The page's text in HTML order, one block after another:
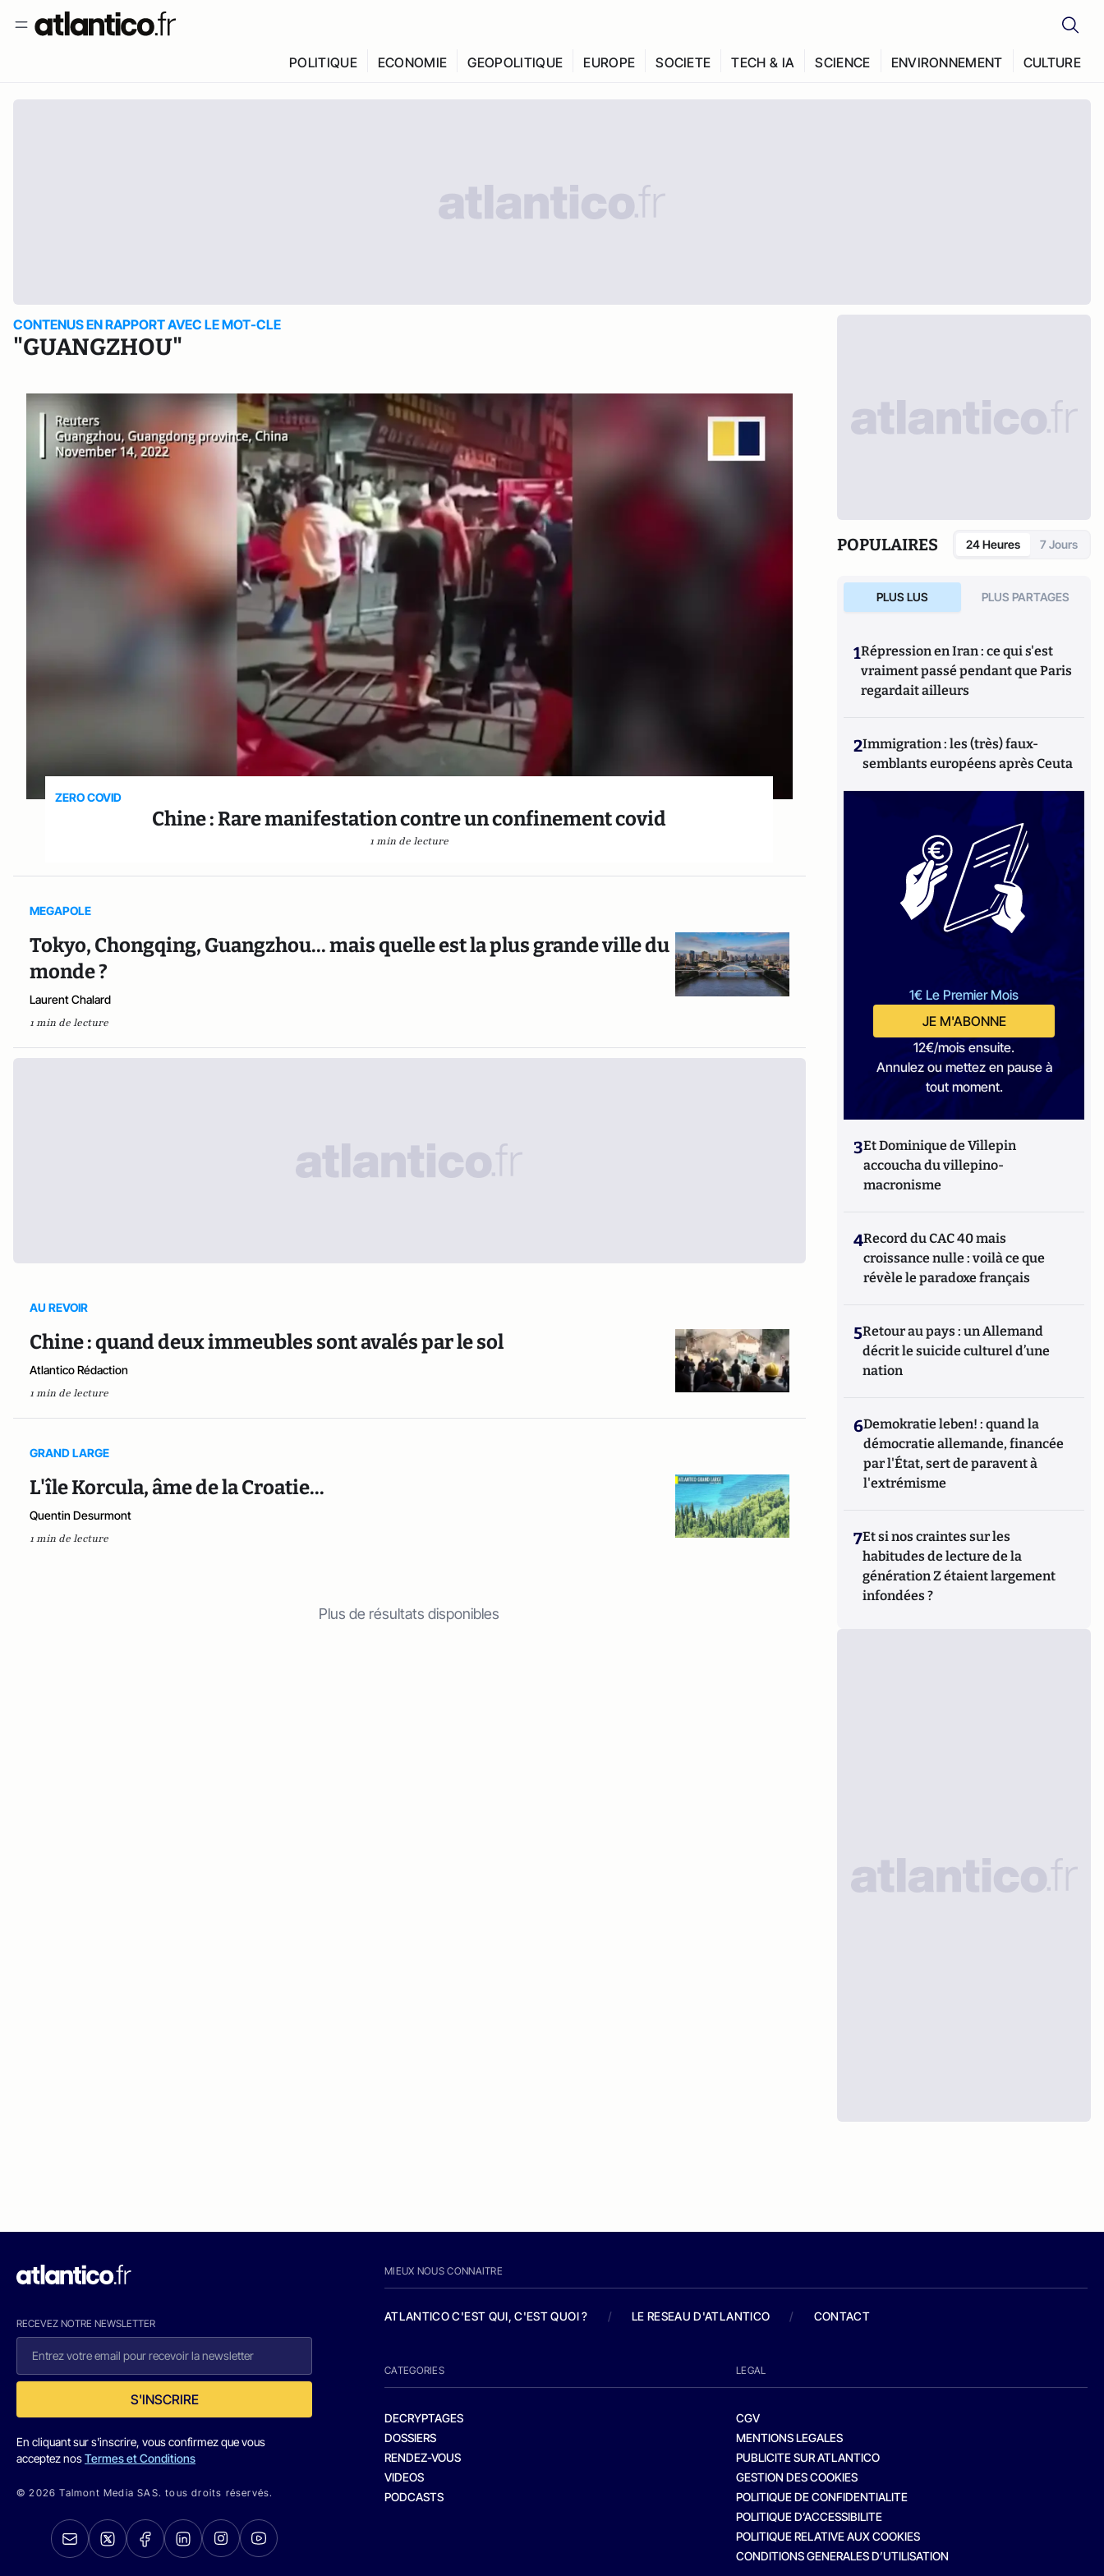
POLITIQUE ECONOMIE GEOPOLITIQUE EUROPE SOCIETE TECH & IA SCIENCE ENVIRONNEMENT CULTURE
CONTENUS EN RAPPORT AVEC LE MOT-CLE
"GUANGZHOU"
ZERO COVID
Chine : Rare manifestation contre un confinement covid
1 min de lecture
MEGAPOLE
Tokyo, Chongqing, Guangzhou... mais quelle est la plus grande ville du
monde ?
Laurent Chalard
1 min de lecture
AU REVOIR
Chine : quand deux immeubles sont avalés par le sol
Atlantico Rédaction
1 min de lecture
GRAND LARGE
L'île Korcula, âme de la Croatie...
Quentin Desurmont
1 min de lecture
Plus de résultats disponibles
POPULAIRES 24 Heures 7 Jours
PLUS LUS PLUS PARTAGES
1Répression en Iran : ce qui s'est
vraiment passé pendant que Paris
regardait ailleurs
2Immigration : les (très) faux-
semblants européens après Ceuta
1€ Le Premier Mois
JE M'ABONNE
12€/mois ensuite.
Annulez ou mettez en pause à
tout moment.
3Et Dominique de Villepin
accoucha du villepino-
macronisme
4Record du CAC 40 mais
croissance nulle : voilà ce que
révèle le paradoxe français
5Retour au pays : un Allemand
décrit le suicide culturel d’une
nation
6Demokratie leben! : quand la
démocratie allemande, financée
par l'État, sert de paravent à
l'extrémisme
7Et si nos craintes sur les
habitudes de lecture de la
génération Z étaient largement
infondées ?
RECEVEZ NOTRE NEWSLETTER
S'INSCRIRE
En cliquant sur s'inscrire, vous confirmez que vous
acceptez nosTermes et Conditions
© 2026 Talmont Media SAS. tous droits réservés.
MIEUX NOUS CONNAITRE
ATLANTICO C'EST QUI, C'EST QUOI ? / LE RESEAU D'ATLANTICO / CONTACT
CATEGORIES
DECRYPTAGES
DOSSIERS
RENDEZ-VOUS
VIDEOS
PODCASTS
LEGAL
CGV
MENTIONS LEGALES
PUBLICITE SUR ATLANTICO
GESTION DES COOKIES
POLITIQUE DE CONFIDENTIALITE
POLITIQUE D’ACCESSIBILITE
POLITIQUE RELATIVE AUX COOKIES
CONDITIONS GENERALES D’UTILISATION